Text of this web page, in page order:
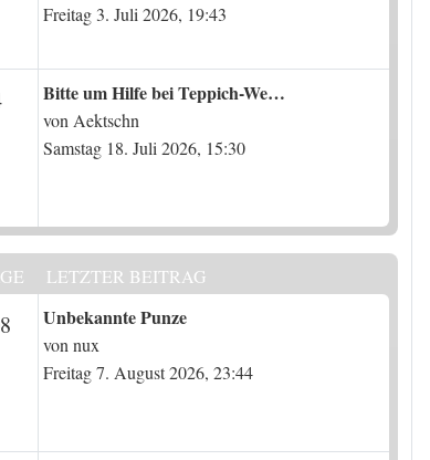
Freitag 3. Juli 2026, 19:43
BeiträgeLetzter Beitrag
Bitte um Hilfe bei Teppich-We…
von Aektschn
Samstag 18. Juli 2026, 15:30
LETZTER BEITRAG
Beiträge
Letzter Beitrag
Unbekannte Punze
vonnux
Freitag 7. August 2026, 23:44